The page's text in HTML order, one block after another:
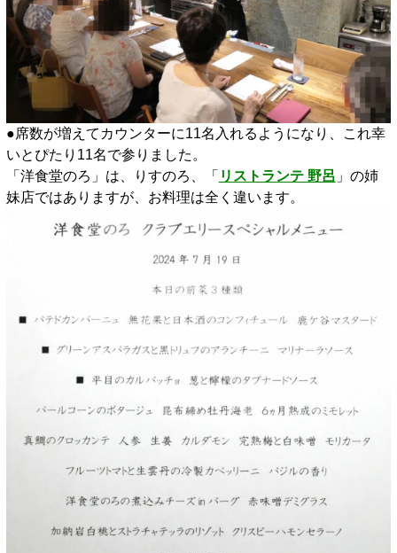
●席数が増えてカウンターに11名入れるようになり、これ幸
いとぴたり11名で参りました。
「洋食堂のろ」は、りすのろ、「 リストランテ 野呂 」の姉
妹店ではありますが、お料理は全く違います。